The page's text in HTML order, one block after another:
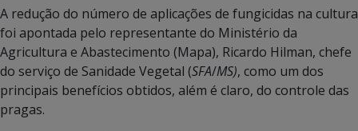
A redução do número de aplicações de fungicidas na cultura
foi apontada pelo representante do Ministério da
Agricultura e Abastecimento (Mapa), Ricardo Hilman, chefe
do serviço de Sanidade Vegetal (SFA/MS), como um dos
principais benefícios obtidos, além é claro, do controle das
pragas.